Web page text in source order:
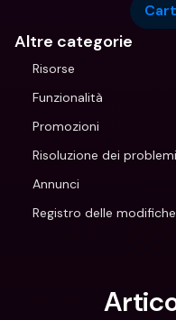
Altre categorie
Risorse
Funzionalità
Promozioni
Risoluzione dei problemi
Annunci
Registro delle modifiche